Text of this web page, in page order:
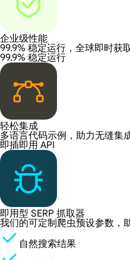
企业级性能
99.9% 稳定运行，全球即时获
99.9% 稳定运行
轻松集成
多语言代码示例，助力无缝集
即插即用 API
即用型 SERP 抓取器
我们的可定制爬虫预设参数，
自然搜索结果